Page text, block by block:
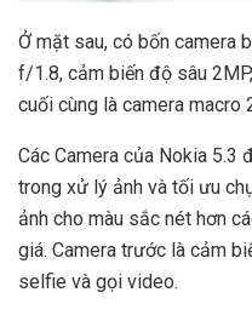
Ở mặt sau, có bốn camera
f/1.8, cảm biến độ sâu
cuối cùng là camera macro
Các Camera của Nokia 5.3
trong xử lý ảnh và tối ưu
ảnh cho màu sắc nét hơn
giá. Camera trước là cảm
selfie và gọi video.